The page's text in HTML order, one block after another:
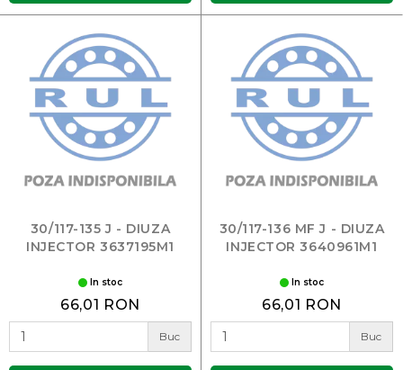
30/117-135 J - DIUZA
INJECTOR 3637195M1
In stoc
66,01 RON
Buc
30/117-136 MF J - DIUZA
INJECTOR 3640961M1
In stoc
66,01 RON
Buc